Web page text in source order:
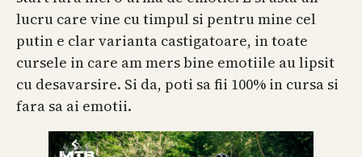
lucru care vine cu timpul si pentru mine cel
putin e clar varianta castigatoare, in toate
cursele in care am mers bine emotiile au lipsit
cu desavarsire. Si da, poti sa fii 100% in cursa si
fara sa ai emotii.